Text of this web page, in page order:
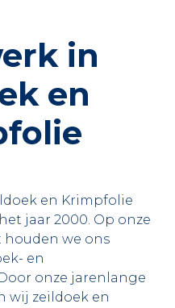
in
en
en Krimpfolie
jaar 2000. Op onze
we ons
en
onze jarenlange
wij zeildoek en